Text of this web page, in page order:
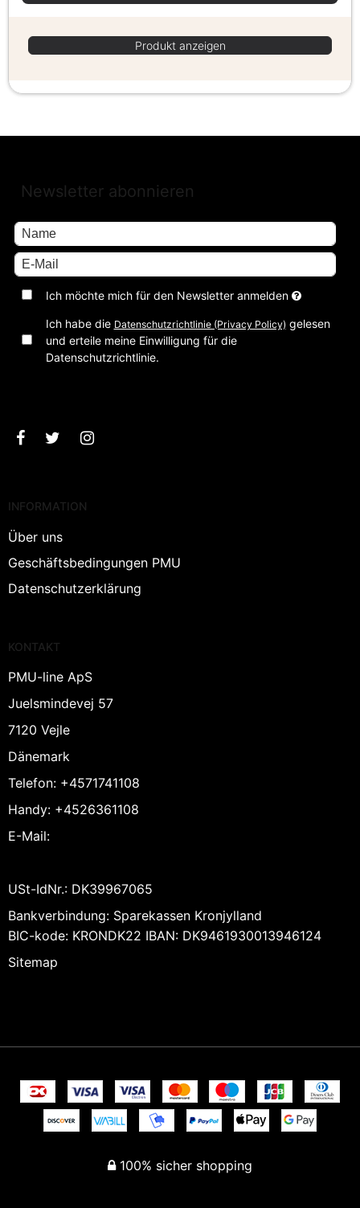
Produkt anzeigen
Newsletter abonnieren
Ich möchte mich für den Newsletter anmelden
Ich habe die Datenschutzrichtlinie (Privacy Policy) gelesen
und erteile meine Einwilligung für die
Datenschutzrichtlinie.
INFORMATION
Über uns
Geschäftsbedingungen PMU
Datenschutzerklärung
KONTAKT
PMU-line ApS
Juelsmindevej 57
7120 Vejle
Dänemark
Telefon: +4571741108
Handy: +4526361108
E-Mail:
USt-IdNr.: DK39967065
Bankverbindung: Sparekassen Kronjylland
BIC-kode: KRONDK22 IBAN: DK9461930013946124
Sitemap
100% sicher shopping